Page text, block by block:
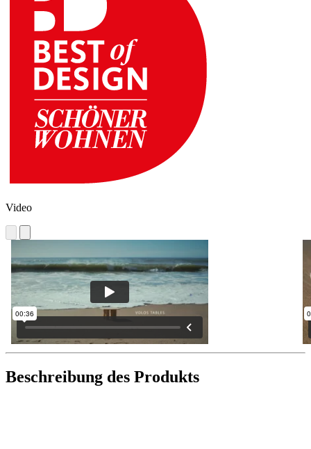
Video
Beschreibung des Produkts